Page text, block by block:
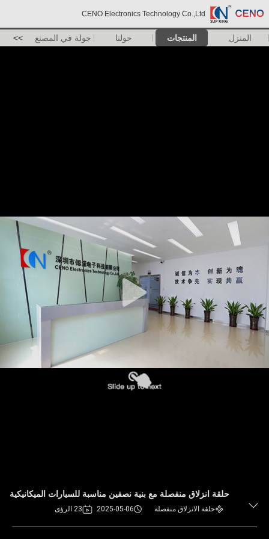
CENO Electronics Technology Co.,Ltd
المنزل المنتجات حولنا جولة في المصنع >>
حلقة انزلاق منفصلة مع بنية نصفين مناسبة للسيارات الميكانيكية
حلقة الانزلاق منفصلة 2025-05-06 23 الرؤى